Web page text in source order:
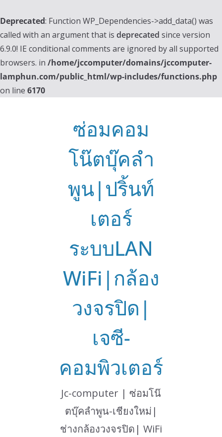
Deprecated: Function WP_Dependencies->add_data() was
called with an argument that is deprecated since version
6.9.0! IE conditional comments are ignored by all supported
browsers. in /home/jccomputer/domains/jccomputer-
lamphun.com/public_html/wp-includes/functions.php
on line 6170
ซ่อมคอม
โน๊ตบุ๊คลำ
พูน|ปริ้นท์
เตอร์
ระบบLAN
WiFi|กล้อง
วงจรปิด|
เจซี-
คอมพิวเตอร์
Jc-computer | ซ่อมโน๊
ตบุ๊คลำพูน-เชียงใหม่|
ช่างกล้องวงจรปิด| WiFi